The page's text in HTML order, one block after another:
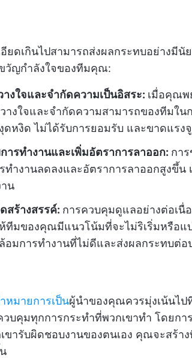
ยดเกินไปสามารถส่งผลกระทบอย่างมี
วัญกำลังใจของทีมคุณ:
งใจและจำกัดความเป็นอิสระ: เมื่อคุณพ
างใจและจำกัดความสามารถของทีมใน
ดหงิด ไม่ได้รับการยอมรับ และขาดแรง
ารทำงานและเพิ่มอัตราการลาออก: กา
ทำงานลดลงและอัตราการลาออกสูงขึ้น
น
สร้างสรรค์: การควบคุมดูแลอย่างต่อเนื่
ทีมของคุณมีแนวโน้มที่จะไม่ริเริ่มหรือแ
อมการทำงานที่ไม่ดีและส่งผลกระทบต่
าหมายการเป็นผู้นำของคุณควรมุ่งเน้นไ
บคุมทุกการกระทำที่พวกเขาทำ โดยก
ขารับผิดชอบงานของตนเอง คุณจะสร้า